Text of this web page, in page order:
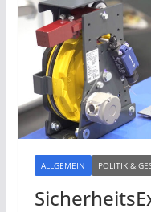
ALLGEMEIN POLITIK &